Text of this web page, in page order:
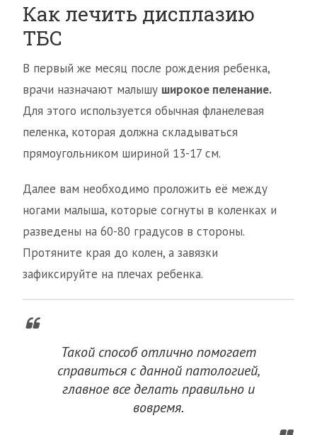
Как лечить дисплазию
ТБС
В первый же месяц после рождения ребенка,
врачи назначают малышу широкое пеленание.
Для этого используется обычная фланелевая
пеленка, которая должна складываться
прямоугольником шириной 13-17 см.
Далее вам необходимо проложить её между
ногами малыша, которые согнуты в коленках и
разведены на 60-80 градусов в стороны.
Протяните края до колен, а завязки
зафиксируйте на плечах ребенка.
Такой способ отлично помогает
справиться с данной патологией,
главное все делать правильно и
вовремя.